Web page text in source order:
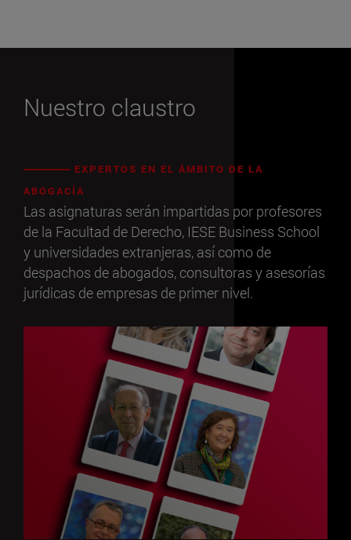
Nuestro claustro
EXPERTOS EN EL ÁMBITO DE LA
ABOGACÍA
Las asignaturas serán impartidas por profesores
de la Facultad de Derecho, IESE Business School
y universidades extranjeras, así como de
despachos de abogados, consultoras y asesorías
jurídicas de empresas de primer nivel.